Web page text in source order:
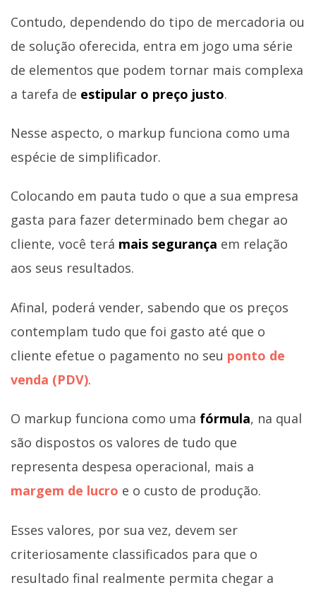
Contudo, dependendo do tipo de mercadoria ou
de solução oferecida, entra em jogo uma série
de elementos que podem tornar mais complexa
a tarefa de estipular o preço justo.
Nesse aspecto, o markup funciona como uma
espécie de simplificador.
Colocando em pauta tudo o que a sua empresa
gasta para fazer determinado bem chegar ao
cliente, você terá mais segurança em relação
aos seus resultados.
Afinal, poderá vender, sabendo que os preços
contemplam tudo que foi gasto até que o
cliente efetue o pagamento no seu ponto de
venda (PDV).
O markup funciona como uma fórmula, na qual
são dispostos os valores de tudo que
representa despesa operacional, mais a
margem de lucro e o custo de produção.
Esses valores, por sua vez, devem ser
criteriosamente classificados para que o
resultado final realmente permita chegar a